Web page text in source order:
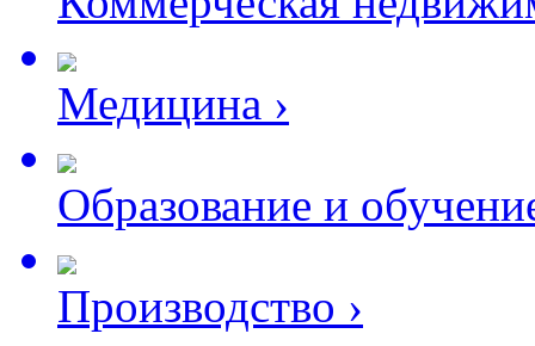
Медицина ›
Образование и
Производство ›